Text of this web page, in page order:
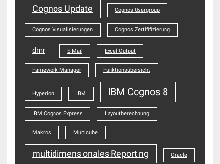
Cognos Update Cognos Usergroup
Cognos Visualisierungen Cognos Zertififizierung
dmr E-Mail Excel Output
Famework Manager Funktionsübersicht
Hyperion IBM IBM Cognos 8
IBM Cognos Express Layoutberechnung
Makros Multicube
multidimensionales Reporting Oracle